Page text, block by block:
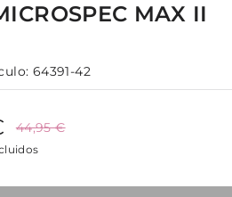
MAX II
64391-42
44,95 €